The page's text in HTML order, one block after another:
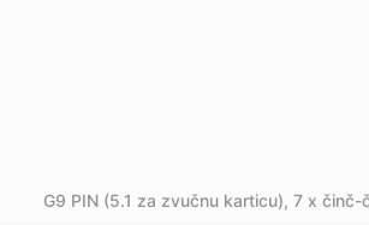
G9 PIN (5.1 za zvučnu karticu), 7 x